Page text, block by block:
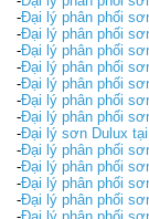
-Đại lý phân phối
-Đại lý phân phối
-Đại lý phân phối
-Đại lý phân phối
-Đại lý phân phối
-Đại lý phân phối
-Đại lý phân phối
-Đại lý sơn Dulux
-Đại lý phân phối
-Đại lý phân phối
-Đại lý phân phối
-Đại lý phân phối